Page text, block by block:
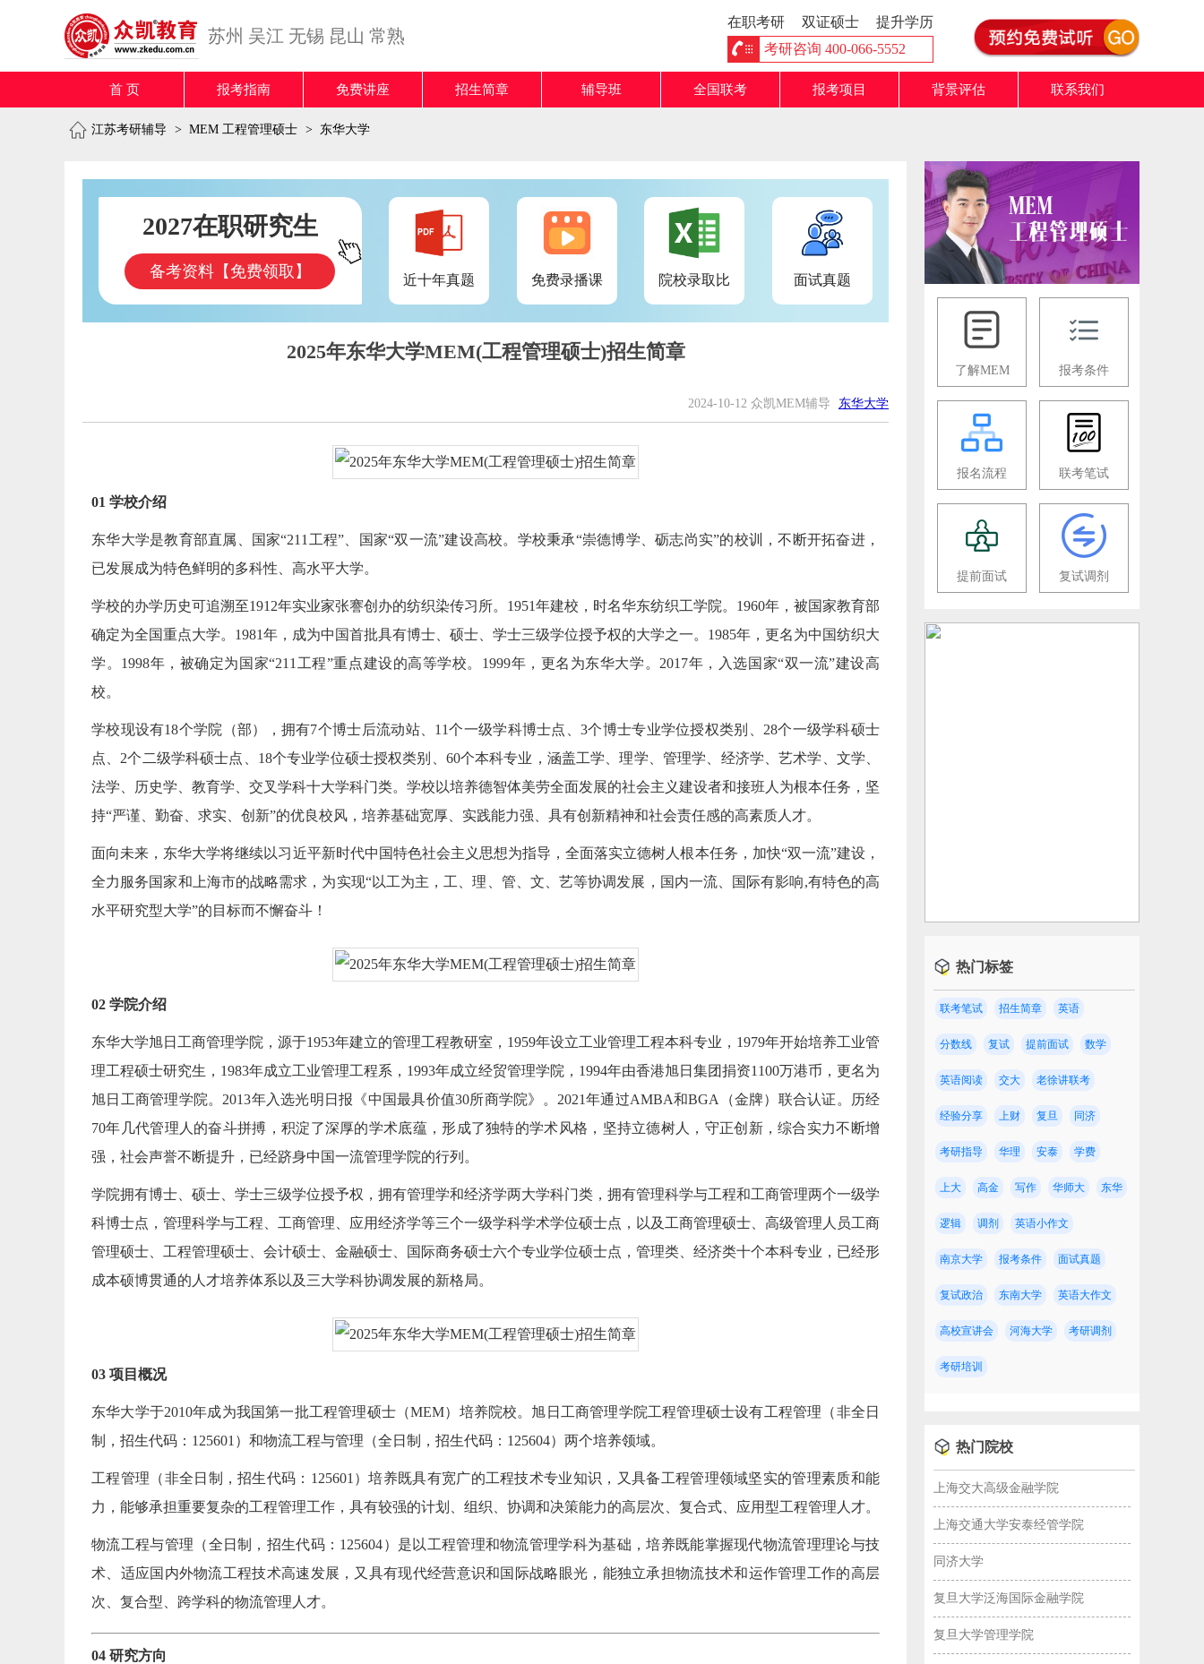
苏州 吴江 无锡 昆山 常熟
在职考研 双证硕士
提升学历
考研咨询 400-066-5552
首 页 报考指南 免费讲座 招生简章 辅导班 全国联考 报考项目 背景评估 联系我们
江苏考研辅导 > MEM 工程管理硕士 > 东华大学
2027在职研究生
备考资料【免费领取】 近十年真题 免费录播课 院校录取比 面试真题
2025年东华大学MEM(工程管理硕士)招生简章
2024-10-12 众凯MEM辅导 东华大学
01 学校介绍
东华大学是教育部直属、国家“211工程”、国家“双一流”建设高校。学校秉承“崇德博学、砺志尚实”的校训，不断开拓奋进，
已发展成为特色鲜明的多科性、高水平大学。
学校的办学历史可追溯至1912年实业家张謇创办的纺织染传习所。1951年建校，时名华东纺织工学院。1960年，被国家教育部
确定为全国重点大学。1981年，成为中国首批具有博士、硕士、学士三级学位授予权的大学之一。1985年，更名为中国纺织大
学。1998年，被确定为国家“211工程”重点建设的高等学校。1999年，更名为东华大学。2017年，入选国家“双一流”建设高
校。
学校现设有18个学院（部），拥有7个博士后流动站、11个一级学科博士点、3个博士专业学位授权类别、28个一级学科硕士
点、2个二级学科硕士点、18个专业学位硕士授权类别、60个本科专业，涵盖工学、理学、管理学、经济学、艺术学、文学、
法学、历史学、教育学、交叉学科十大学科门类。学校以培养德智体美劳全面发展的社会主义建设者和接班人为根本任务，坚
持“严谨、勤奋、求实、创新”的优良校风，培养基础宽厚、实践能力强、具有创新精神和社会责任感的高素质人才。
面向未来，东华大学将继续以习近平新时代中国特色社会主义思想为指导，全面落实立德树人根本任务，加快“双一流”建设，
全力服务国家和上海市的战略需求，为实现“以工为主，工、理、管、文、艺等协调发展，国内一流、国际有影响,有特色的高
水平研究型大学”的目标而不懈奋斗！
02 学院介绍
东华大学旭日工商管理学院，源于1953年建立的管理工程教研室，1959年设立工业管理工程本科专业，1979年开始培养工业管
理工程硕士研究生，1983年成立工业管理工程系，1993年成立经贸管理学院，1994年由香港旭日集团捐资1100万港币，更名为
旭日工商管理学院。2013年入选光明日报《中国最具价值30所商学院》。2021年通过AMBA和BGA（金牌）联合认证。历经
70年几代管理人的奋斗拼搏，积淀了深厚的学术底蕴，形成了独特的学术风格，坚持立德树人，守正创新，综合实力不断增
强，社会声誉不断提升，已经跻身中国一流管理学院的行列。
学院拥有博士、硕士、学士三级学位授予权，拥有管理学和经济学两大学科门类，拥有管理科学与工程和工商管理两个一级学
科博士点，管理科学与工程、工商管理、应用经济学等三个一级学科学术学位硕士点，以及工商管理硕士、高级管理人员工商
管理硕士、工程管理硕士、会计硕士、金融硕士、国际商务硕士六个专业学位硕士点，管理类、经济类十个本科专业，已经形
成本硕博贯通的人才培养体系以及三大学科协调发展的新格局。
03 项目概况
东华大学于2010年成为我国第一批工程管理硕士（MEM）培养院校。旭日工商管理学院工程管理硕士设有工程管理（非全日
制，招生代码：125601）和物流工程与管理（全日制，招生代码：125604）两个培养领域。
工程管理（非全日制，招生代码：125601）培养既具有宽广的工程技术专业知识，又具备工程管理领域坚实的管理素质和能
力，能够承担重要复杂的工程管理工作，具有较强的计划、组织、协调和决策能力的高层次、复合式、应用型工程管理人才。
物流工程与管理（全日制，招生代码：125604）是以工程管理和物流管理学科为基础，培养既能掌握现代物流管理理论与技
术、适应国内外物流工程技术高速发展，又具有现代经营意识和国际战略眼光，能独立承担物流技术和运作管理工作的高层
次、复合型、跨学科的物流管理人才。
04 研究方向
了解MEM 报考条件
报名流程 联考笔试
提前面试 复试调剂
热门标签
联考笔试 招生简章 英语
分数线 复试 提前面试 数学
英语阅读 交大 老徐讲联考
经验分享 上财 复旦 同济
考研指导 华理 安泰 学费
上大 高金 写作 华师大 东华
逻辑 调剂 英语小作文
南京大学 报考条件 面试真题
复试政治 东南大学 英语大作文
高校宣讲会 河海大学 考研调剂
考研培训
热门院校
上海交大高级金融学院
上海交通大学安泰经管学院
同济大学
复旦大学泛海国际金融学院
复旦大学管理学院